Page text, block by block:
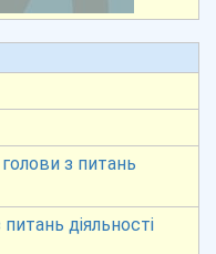
з питань
діяльності